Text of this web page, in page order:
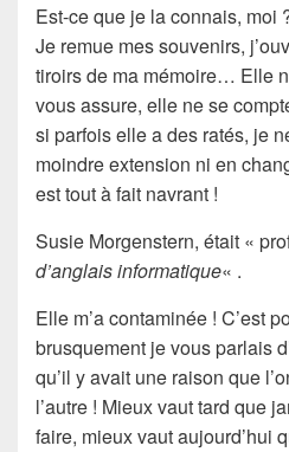
Est-ce que je la connais, moi
Je remue mes souvenirs,
tiroirs de ma mémoire… Elle
vous assure, elle ne se
si parfois elle a des ratés, je
moindreextension ni en
est tout à fait navrant !
Susie Morgenstern, était «
d’anglais informatique« .
Elle m’acontaminée ! C’est
brusquement je vous parlais
qu’il y avait une raison que
l’autre ! Mieux vaut tard que
faire, mieux vaut aujourd’hui